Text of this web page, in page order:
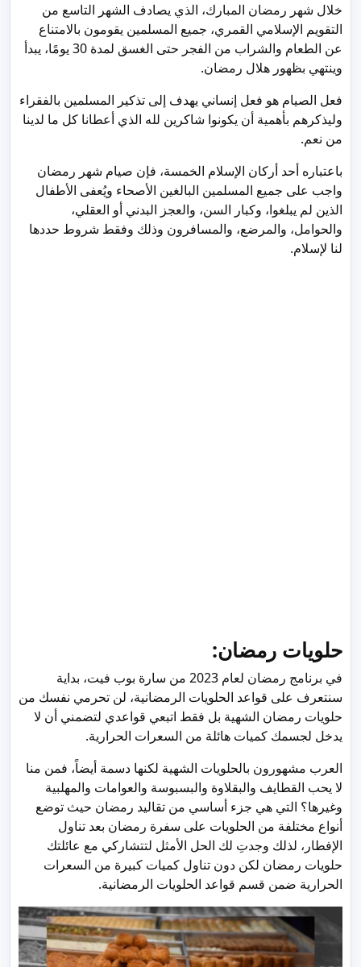
خلال شهر رمضان المبارك، الذي يصادف الشهر التاسع من
التقويم الإسلامي القمري، جميع المسلمين يقومون بالامتناع
عن الطعام والشراب من الفجر حتى الغسق لمدة 30 يومًا، يبدأ
وينتهي بظهور هلال رمضان.
فعل الصيام هو فعل إنساني يهدف إلى تذكير المسلمين بالفقراء
وليذكرهم بأهمية أن يكونوا شاكرين لله الذي أعطانا كل ما لدينا
من نعم.
باعتباره أحد أركان الإسلام الخمسة، فإن صيام شهر رمضان
واجب على جميع المسلمين البالغين الأصحاء ويُعفى الأطفال
الذين لم يبلغوا، وكبار السن، والعجز البدني أو العقلي،
والحوامل، والمرضع، والمسافرون وذلك وفقط شروط حددها
لنا لإسلام.
حلويات رمضان:
في برنامج رمضان لعام 2023 من سارة بوب فيت، بداية
سنتعرف على قواعد الحلويات الرمضانية، لن تحرمي نفسك من
حلويات رمضان الشهية بل فقط اتبعي قواعدي لتضمني أن لا
يدخل لجسمك كميات هائلة من السعرات الحرارية.
العرب مشهورون بالحلويات الشهية لكنها دسمة أيضاً، فمن منا
لا يحب القطايف والبقلاوة والبسبوسة والعوامات والمهلبية
وغيرها؟ التي هي جزء أساسي من تقاليد رمضان حيث توضع
أنواع مختلفة من الحلويات على سفرة رمضان بعد تناول
الإفطار، لذلك وجدتِ لك الحل الأمثل لتتشاركي مع عائلتك
حلويات رمضان لكن دون تناول كميات كبيرة من السعرات
الحرارية ضمن قسم قواعد الحلويات الرمضانية.